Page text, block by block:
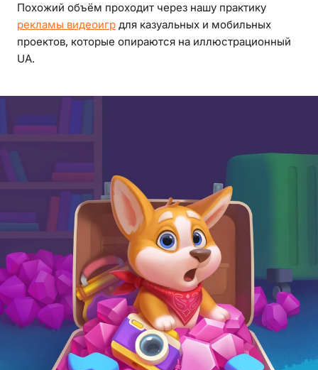
Похожий объём проходит через нашу практику
рекламы видеоигр для казуальных и мобильных
проектов, которые опираются на иллюстрационный
UA.